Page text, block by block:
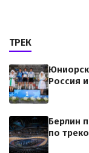
ТРЕК
Россия
Берлин
по